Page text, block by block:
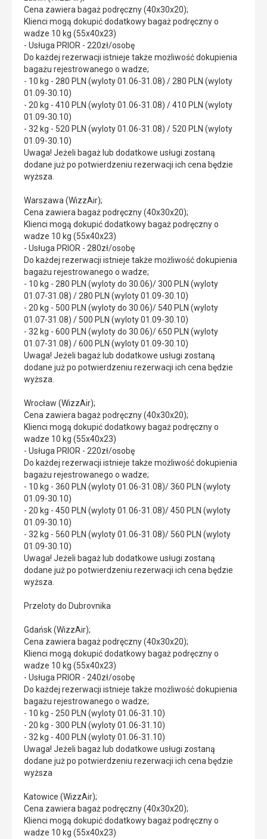
Cena zawiera bagaż podręczny (40x30x20);
Klienci mogą dokupić dodatkowy bagaż podręczny o
wadze 10 kg (55x40x23)
- Usługa PRIOR - 220zł/osobę
Do każdej rezerwacji istnieje także możliwość dokupienia
bagażu rejestrowanego o wadze;
- 10 kg - 280 PLN (wyloty 01.06-31.08) / 280 PLN (wyloty
01.09-30.10)
- 20 kg - 410 PLN (wyloty 01.06-31.08) / 410 PLN (wyloty
01.09-30.10)
- 32 kg - 520 PLN (wyloty 01.06-31.08) / 520 PLN (wyloty
01.09-30.10)
Uwaga! Jeżeli bagaż lub dodatkowe usługi zostaną
dodane już po potwierdzeniu rezerwacji ich cena będzie
wyższa.
Warszawa (WizzAir);
Cena zawiera bagaż podręczny (40x30x20);
Klienci mogą dokupić dodatkowy bagaż podręczny o
wadze 10 kg (55x40x23)
- Usługa PRIOR - 280zł/osobę
Do każdej rezerwacji istnieje także możliwość dokupienia
bagażu rejestrowanego o wadze;
- 10 kg - 280 PLN (wyloty do 30.06)/ 300 PLN (wyloty
01.07-31.08) / 280 PLN (wyloty 01.09-30.10)
- 20 kg - 500 PLN (wyloty do 30.06)/ 540 PLN (wyloty
01.07-31.08) / 500 PLN (wyloty 01.09-30.10)
- 32 kg - 600 PLN (wyloty do 30.06)/ 650 PLN (wyloty
01.07-31.08) / 600 PLN (wyloty 01.09-30.10)
Uwaga! Jeżeli bagaż lub dodatkowe usługi zostaną
dodane już po potwierdzeniu rezerwacji ich cena będzie
wyższa.
Wrocław (WizzAir);
Cena zawiera bagaż podręczny (40x30x20);
Klienci mogą dokupić dodatkowy bagaż podręczny o
wadze 10 kg (55x40x23)
- Usługa PRIOR - 220zł/osobę
Do każdej rezerwacji istnieje także możliwość dokupienia
bagażu rejestrowanego o wadze;
- 10 kg - 360 PLN (wyloty 01.06-31.08)/ 360 PLN (wyloty
01.09-30.10)
- 20 kg - 450 PLN (wyloty 01.06-31.08)/ 450 PLN (wyloty
01.09-30.10)
- 32 kg - 560 PLN (wyloty 01.06-31.08)/ 560 PLN (wyloty
01.09-30.10)
Uwaga! Jeżeli bagaż lub dodatkowe usługi zostaną
dodane już po potwierdzeniu rezerwacji ich cena będzie
wyższa.
Przeloty do Dubrovnika
Gdańsk (WizzAir);
Cena zawiera bagaż podręczny (40x30x20);
Klienci mogą dokupić dodatkowy bagaż podręczny o
wadze 10 kg (55x40x23)
- Usługa PRIOR - 240zł/osobę
Do każdej rezerwacji istnieje także możliwość dokupienia
bagażu rejestrowanego o wadze;
- 10 kg - 250 PLN (wyloty 01.06-31.10)
- 20 kg - 300 PLN (wyloty 01.06-31.10)
- 32 kg - 400 PLN (wyloty 01.06-31.10)
Uwaga! Jeżeli bagaż lub dodatkowe usługi zostaną
dodane już po potwierdzeniu rezerwacji ich cena będzie
wyższa
Katowice (WizzAir);
Cena zawiera bagaż podręczny (40x30x20);
Klienci mogą dokupić dodatkowy bagaż podręczny o
wadze 10 kg (55x40x23)